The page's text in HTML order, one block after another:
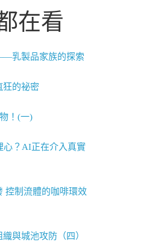
在看
乳製品家族的探索
狂的祕密
！(一)
心？AI正在介入真實
控制流體的咖啡環效
與城池攻防（四）